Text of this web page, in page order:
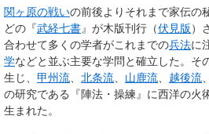
関ヶ原の戦いの前後よりそれまで家伝の
どの『武経七書』が木版刊行（伏見版）
合わせて多くの学者がこれまでの兵法に
学などと並ぶ主要な学問と確立した。そ
生じ、 甲州流 北条流 山鹿流 越後流
の研究である『陣法・操練』に西洋の火
生まれた。